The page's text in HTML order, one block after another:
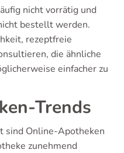
nicht vorrätig und
bestellt werden.
rezeptfreie
die ähnliche
einfacher zu
Trends
sind Online-Apotheken
zunehmend